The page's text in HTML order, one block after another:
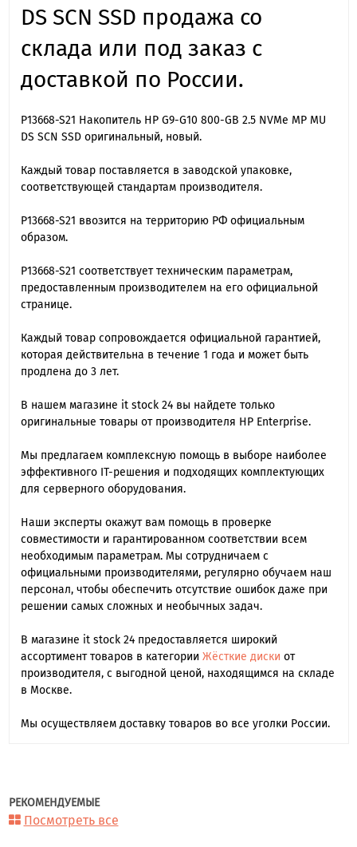
DS SCN SSD продажа со
склада или под заказ с
доставкой по России.
P13668-S21 Накопитель HP G9-G10 800-GB 2.5 NVMe MP MU
DS SCN SSD оригинальный, новый.
Каждый товар поставляется в заводской упаковке,
соответствующей стандартам производителя.
P13668-S21 ввозится на территорию РФ официальным
образом.
P13668-S21 cоответствует техническим параметрам,
предоставленным производителем на его официальной
странице.
Каждый товар сопровождается официальной гарантией,
которая действительна в течение 1 года и может быть
продлена до 3 лет.
В нашем магазине it stock 24 вы найдете только
оригинальные товары от производителя HP Enterprise.
Мы предлагаем комплексную помощь в выборе наиболее
эффективного IT-решения и подходящих комплектующих
для серверного оборудования.
Наши эксперты окажут вам помощь в проверке
совместимости и гарантированном соответствии всем
необходимым параметрам. Мы сотрудничаем с
официальными производителями, регулярно обучаем наш
персонал, чтобы обеспечить отсутствие ошибок даже при
решении самых сложных и необычных задач.
В магазине it stock 24 предоставляется широкий
ассортимент товаров в категории Жёсткие диски от
производителя, с выгодной ценой, находящимся на складе
в Москве.
Мы осуществляем доставку товаров во все уголки России.
РЕКОМЕНДУЕМЫЕ
Посмотреть все